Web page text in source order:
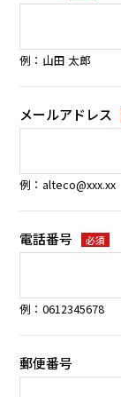
例：山田 太郎
メールアドレス
例：alteco@xxx.xx
電話番号 必須
例：0612345678
郵便番号